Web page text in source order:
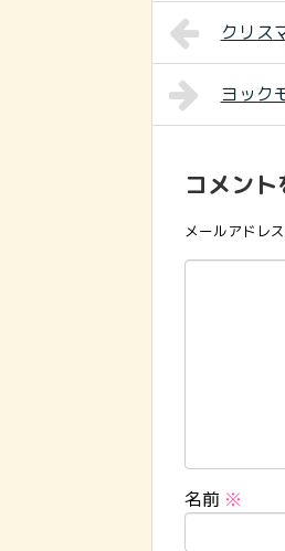
クリス
ヨック
コメン
メールアドレ
名前 ※